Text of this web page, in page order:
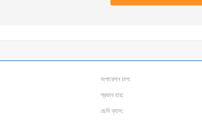
অপারেশন চাপ:
প্রভাব হার:
ছেনি ব্যাস: